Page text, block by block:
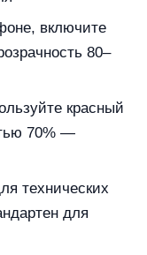
включите
80–
красный
70% —
технических
для